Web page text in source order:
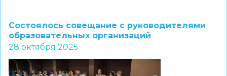
руководителями
дошкольных
образовательных
учреждений
Состоялось совещание с руководителями
образовательных организаций
28 октября 2025